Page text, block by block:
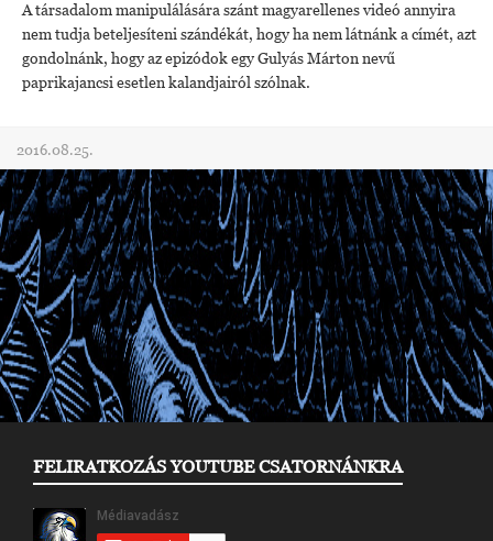
A társadalom manipulálására szánt magyarellenes videó annyira
nem tudja beteljesíteni szándékát, hogy ha nem látnánk a címét, azt
gondolnánk, hogy az epizódok egy Gulyás Márton nevű
paprikajancsi esetlen kalandjairól szólnak.
2016.08.25.
FELIRATKOZÁS YOUTUBE CSATORNÁNKRA